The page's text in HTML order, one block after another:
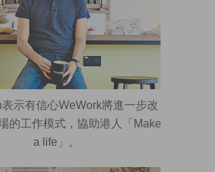
示有信心WeWork將進一步改
的工作模式，協助港人「Make
a life」。